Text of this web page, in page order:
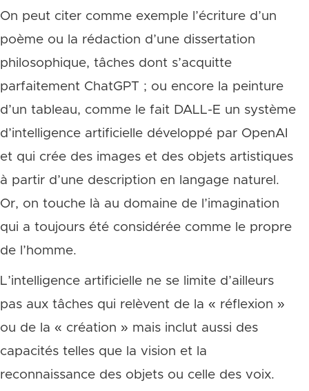
On peut citer comme exemple l’écriture d’un
poème ou la rédaction d’une dissertation
philosophique, tâches dont s’acquitte
parfaitement ChatGPT ; ou encore la peinture
d’un tableau, comme le fait DALL-E un système
d’intelligence artificielle développé par OpenAI
et qui crée des images et des objets artistiques
à partir d’une description en langage naturel.
Or, on touche là au domaine de l’imagination
qui a toujours été considérée comme le propre
de l’homme.
L’intelligence artificielle ne se limite d’ailleurs
pas aux tâches qui relèvent de la « réflexion »
ou de la « création » mais inclut aussi des
capacités telles que la vision et la
reconnaissance des objets ou celle des voix.